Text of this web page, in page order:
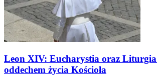
Leon XIV: Eucharystia oraz Liturgia
oddechem życia Kościoła